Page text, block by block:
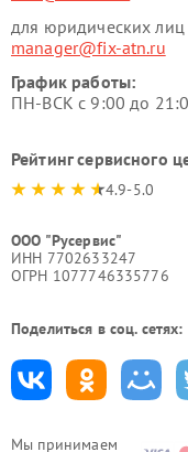
Мы принимаем
для юридических лиц
manager@fix-atn.ru
График работы:
ПН-ВСК с 9:00 до
Рейтинг сервисного
4.9-5.0
ООО "Русервис"
ИНН 7702633247
ОГРН 1077746335776
Поделиться в соц. сетях: